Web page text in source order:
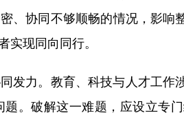
、协同不够顺畅的情况，影响
实现同向同行。
力。教育、科技与人才工作
。破解这一难题，应设立专